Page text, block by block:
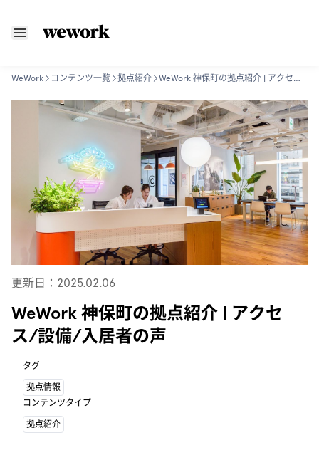
WeWork コンテンツ一覧 拠点紹介 WeWork 神保町の拠点紹介 | アクセス/設備/入居者の声
更新日：2025.02.06
WeWork 神保町の拠点紹介 | アクセ
ス/設備/入居者の声
タグ
拠点情報
コンテンツタイプ
拠点紹介